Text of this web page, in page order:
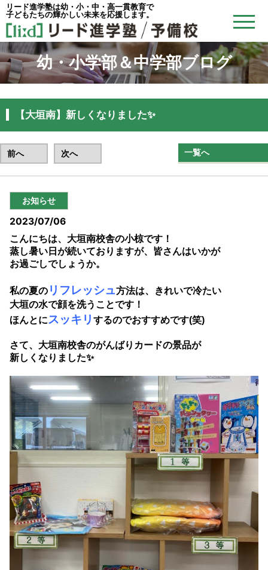
リード進学塾は幼・小・中・高一貫教育で
子どもたちの輝かしい未来を応援します。
幼・小学部＆中学部ブログ
【大垣南】新しくなりました✨
前へ 次へ 一覧へ
お知らせ
2023/07/06
こんにちは、大垣南校舎の小椋です！
蒸し暑い日が続いておりますが、皆さんはいかが
お過ごしでしょうか。
私の夏の リフレッシュ方法は、きれいで冷たい
大垣の水で顔を洗うことです！
ほんとにスッキリ するのでおすすめです(笑)
さて、大垣南校舎のがんばりカードの景品が
新しくなりました✨